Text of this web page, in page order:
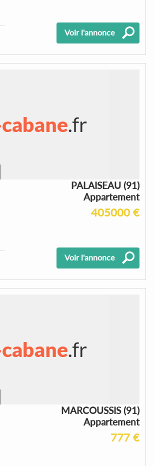
Voir l'annonce
PALAISEAU (91)
Appartement
405000 €
Voir l'annonce
MARCOUSSIS (91)
Appartement
777 €